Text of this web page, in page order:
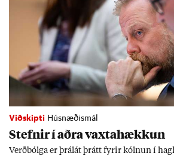
Viðskipti Húsnæðismál
Stefn­ir í aðra vaxta­hækk­un
Verð­bólga er þrálát þrátt fyr­ir kóln­un í